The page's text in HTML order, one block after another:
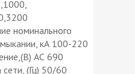
номинального
кА 100-220
АС 690
(Гц) 50/60